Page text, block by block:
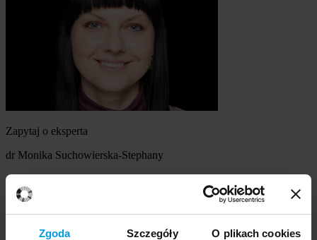
Zgoda Szczegóły O plikach cookies
Zapytaj o eksperta
dr Monika Suchowierska-Stephany
Szukasz eksperta
Wybierz temat